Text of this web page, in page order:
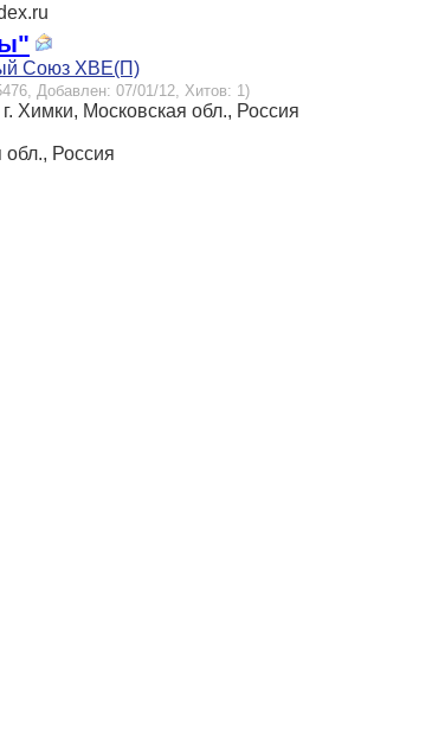
Союз ХВЕ(П)
Добавлен: 07/01/12, Хитов: 1)
Химки, Московская обл., Россия
обл., Россия